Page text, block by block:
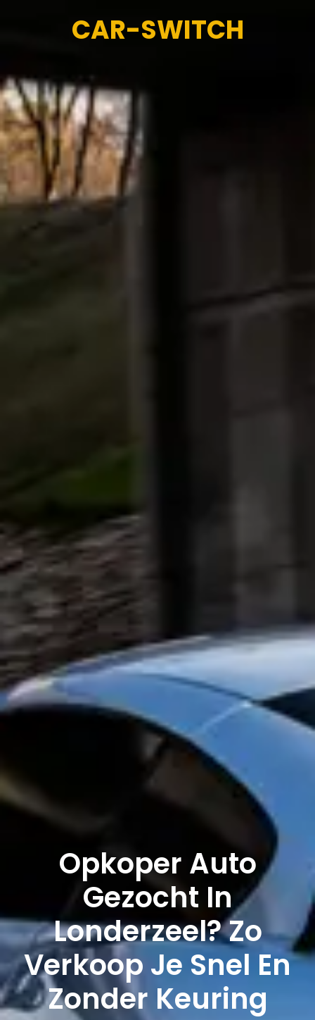
Opkoper Auto
Gezocht In
Londerzeel? Zo
Verkoop Je Snel En
Zonder Keuring
CAR-SWITCH